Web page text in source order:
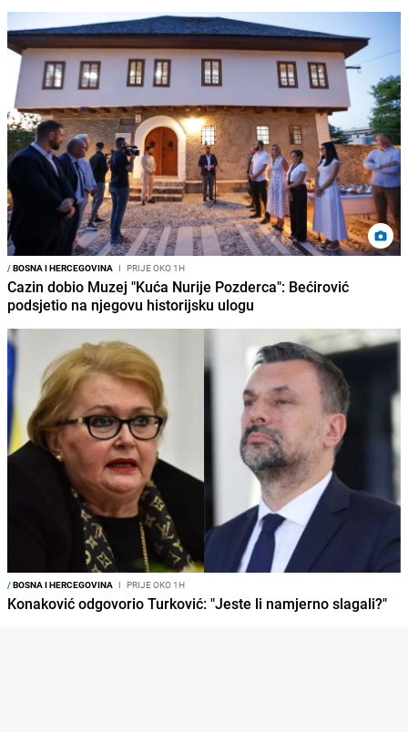
/BOSNA I HERCEGOVINA I PRIJE OKO 1H
Cazin dobio Muzej "Kuća Nurije Pozderca": Bećirović
podsjetio na njegovu historijsku ulogu
/BOSNA I HERCEGOVINA I PRIJE OKO 1H
Konaković odgovorio Turković: "Jeste li namjerno slagali?"